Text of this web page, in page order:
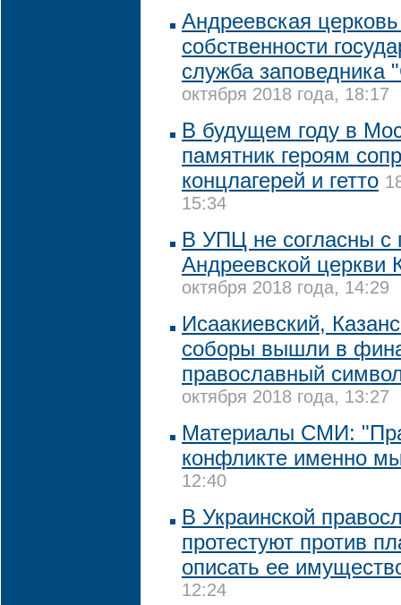
Андреевская
собственности
служба заповедника
октября 2018 года, 18:17
В будущем году в
памятник героям
концлагерей и гетто
15:34
В УПЦ не согласны с
Андреевской церкви
октября 2018 года, 14:29
Исаакиевский,
соборы вышли в
православный
октября 2018 года, 13:27
Материалы СМИ:
конфликте именно
12:40
В Украинской
протестуют против
описать ее
12:24